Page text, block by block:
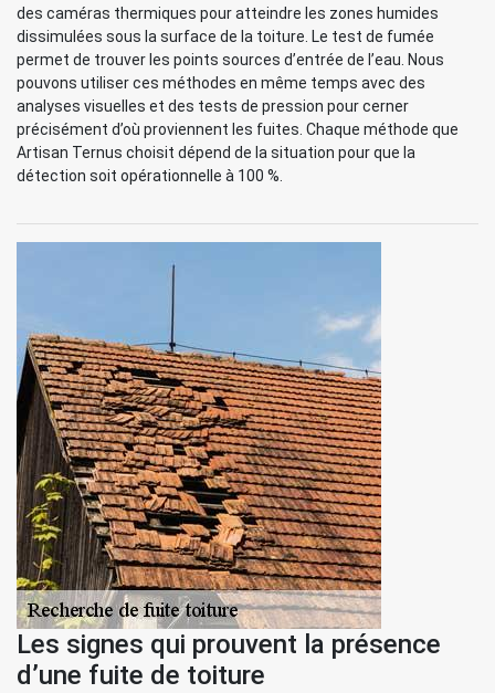
des caméras thermiques pour atteindre les zones humides
dissimulées sous la surface de la toiture. Le test de fumée
permet de trouver les points sources d’entrée de l’eau. Nous
pouvons utiliser ces méthodes en même temps avec des
analyses visuelles et des tests de pression pour cerner
précisément d’où proviennent les fuites. Chaque méthode que
Artisan Ternus choisit dépend de la situation pour que la
détection soit opérationnelle à 100 %.
Les signes qui prouvent la présence
d’une fuite de toiture